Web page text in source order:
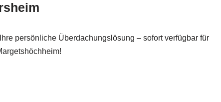
persönliche Überdachungslösung – sofort verfügbar für